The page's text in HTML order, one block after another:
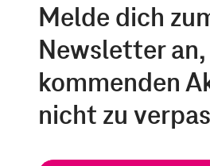
Melde dich
Newsletter
kommenden
nicht zu